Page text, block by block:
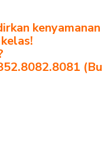
kenyamanan
(Bu